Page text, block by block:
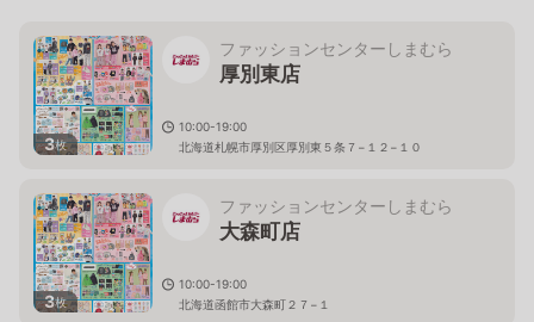
3枚
ファッションセンターしまむら
厚別東店
10:00-19:00
北海道札幌市厚別区厚別東５条７−１２−１０
3枚
ファッションセンターしまむら
大森町店
10:00-19:00
北海道函館市大森町２７−１